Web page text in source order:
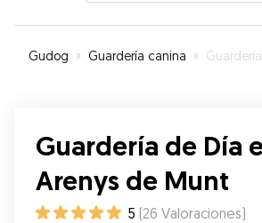
Gudog » Guardería canina » Guardería
Guardería de Día
Arenys de Munt
5 (26 Valoraciones)